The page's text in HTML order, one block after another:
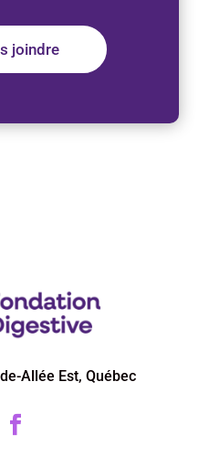
joindre
Allée Est, Québec
